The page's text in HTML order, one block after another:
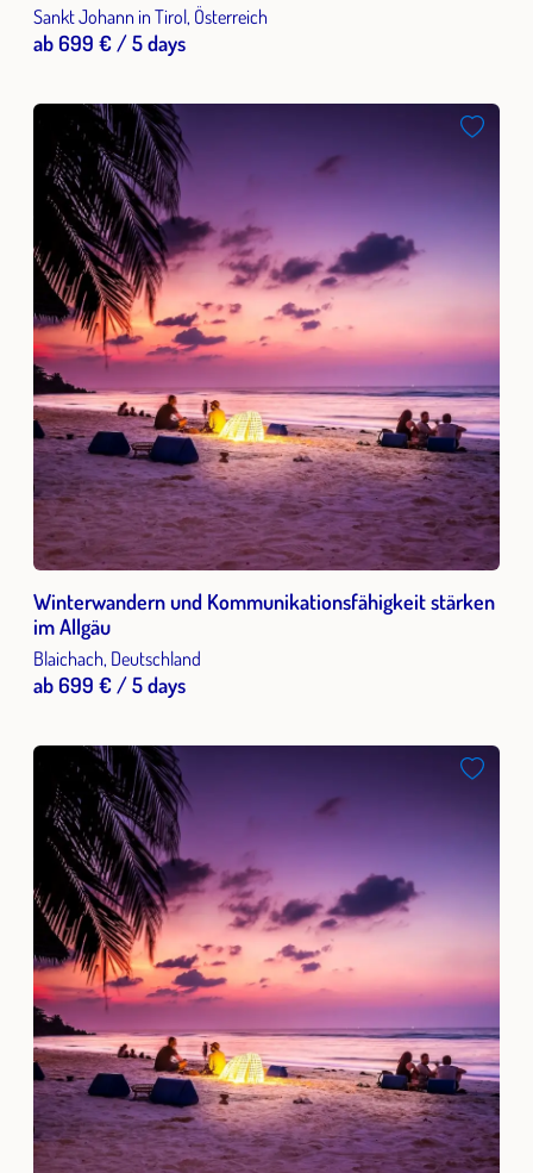
Sankt Johann in Tirol, Österreich
ab 699 € / 5 days
Winterwandern und Kommunikationsfähigkeit stärken
im Allgäu
Blaichach, Deutschland
ab 699 € / 5 days